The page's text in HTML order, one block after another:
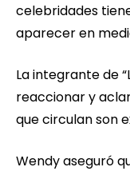
celebridades
aparecer en
La integrante de
reaccionar y
que circulan son
Wendy aseguró